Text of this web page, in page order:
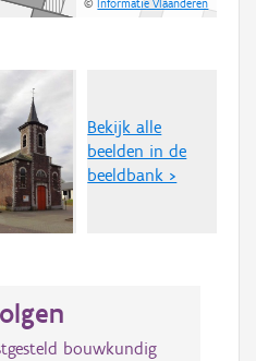
©Informatie Vlaanderen
Bekijk alle
beelden in de
beeldbank >
bouwkundig